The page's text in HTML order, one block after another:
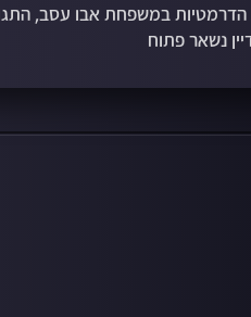
הדרמטיות במשפחת אבו עסב,
נשאר פתוח